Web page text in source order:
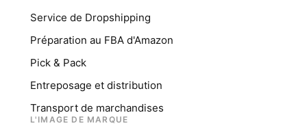
Service de Dropshipping
Préparation au FBA d'Amazon
Pick & Pack
Entreposage et distribution
Transport de marchandises
L'IMAGE DE MARQUE